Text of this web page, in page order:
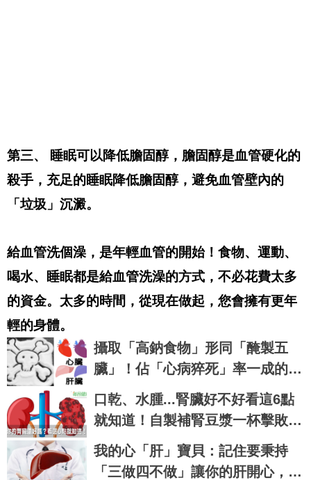
第三、 睡眠可以降低膽固醇，膽固醇是血管硬化的
殺手，充足的睡眠降低膽固醇，避免血管壁內的
「垃圾」沉澱。
給血管洗個澡，是年輕血管的開始！食物、運動、
喝水、睡眠都是給血管洗澡的方式，不必花費太多
的資金。太多的時間，從現在做起，您會擁有更年
輕的身體。
攝取「高鈉食物」形同「醃製五
臟」！佔「心病猝死」率一成的多
鹽六危機！｜每日健康 Health
口乾、水腫...腎臟好不好看這6點
就知道！自製補腎豆漿一杯擊敗腎
虛，年齡自己決定｜每日健康 Hea
lth
我的心「肝」寶貝：記住要秉持
「三做四不做」讓你的肝開心，人